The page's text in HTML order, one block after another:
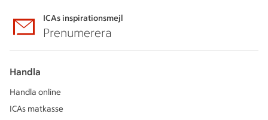
ICAs inspirationsmejl
Prenumerera
Handla
Handla online
ICAs matkasse